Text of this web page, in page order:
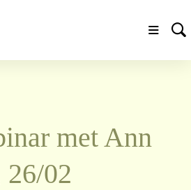
met Ann
26/02